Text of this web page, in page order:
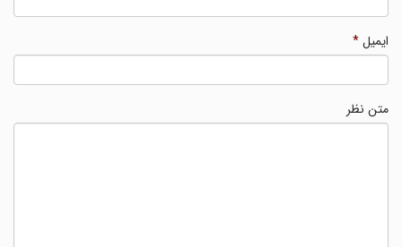
ایمیل*
متن نظر